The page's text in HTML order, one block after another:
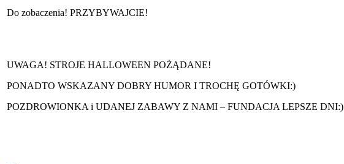
Do zobaczenia! PRZYBYWAJCIE!
UWAGA! STROJE HALLOWEEN POŻĄDANE!
PONADTO WSKAZANY DOBRY HUMOR I TROCHĘ GOTÓWKI:)
POZDROWIONKA i UDANEJ ZABAWY Z NAMI – FUNDACJA LEPSZE DNI:)